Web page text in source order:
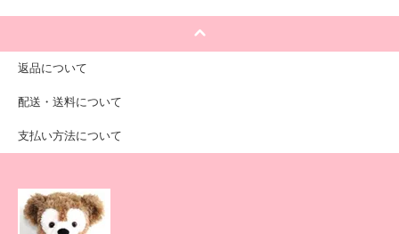
返品について
配送・送料について
支払い方法について